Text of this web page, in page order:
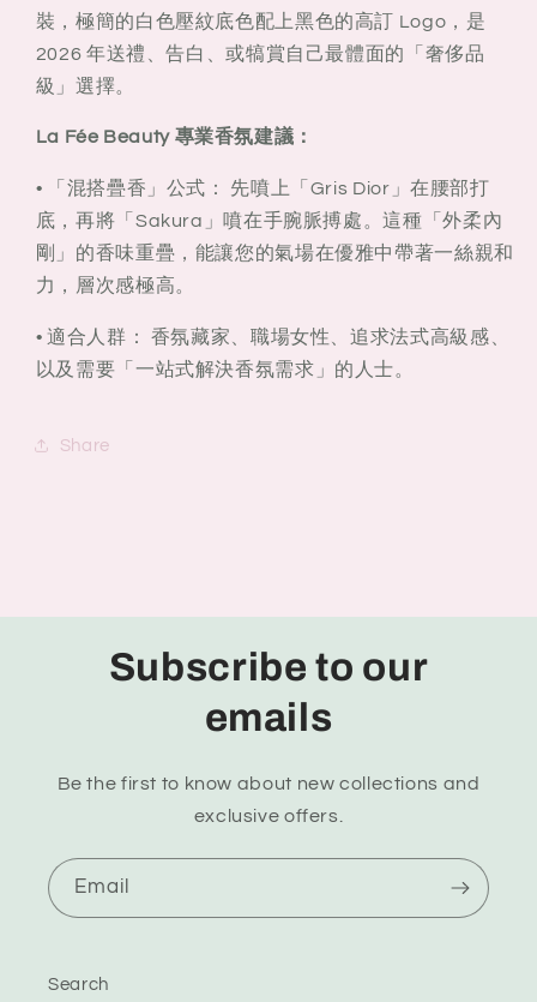
裝，極簡的白色壓紋底色配上黑色的高訂 Logo，是
2026 年送禮、告白、或犒賞自己最體面的「奢侈品
級」選擇。
La Fée Beauty 專業香氛建議：
• 「混搭疊香」公式：
先噴上「Gris Dior」在腰部打
底，再將「Sakura」噴在手腕脈搏處。這種「外柔內
剛」的香味重疊，能讓您的氣場在優雅中帶著一絲親和
力，層次感極高。
•適合人群：
香氛藏家、職場女性、追求法式高級感、
以及需要「一站式解決香氛需求」的人士。
Share
Subscribe to our
emails
Be the first to know about new collections and
exclusive offers.
Email
Search